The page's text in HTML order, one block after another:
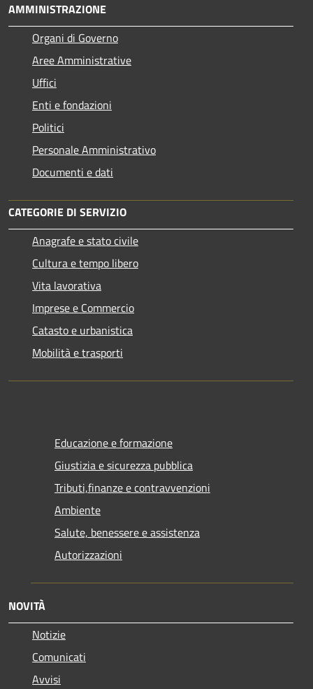
AMMINISTRAZIONE
Organi di Governo
Aree Amministrative
Uffici
Enti e fondazioni
Politici
Personale Amministrativo
Documenti e dati
CATEGORIE DI SERVIZIO
Anagrafe e stato civile
Cultura e tempo libero
Vita lavorativa
Imprese e Commercio
Catasto e urbanistica
Mobilità e trasporti
Educazione e formazione
Giustizia e sicurezza pubblica
Tributi,finanze e contravvenzioni
Ambiente
Salute, benessere e assistenza
Autorizzazioni
NOVITÀ
Notizie
Comunicati
Avvisi